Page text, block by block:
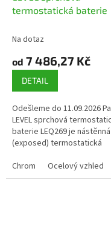
termostatická baterie
Na dotaz
od 7 486,27 Kč
DETAIL
Odešleme do 11.09.2026
LEVEL sprchová
baterie LEQ269 je nástěnná
(exposed) termostatická
přepínačem pro 2 výstupy
hlavová...
Chrom Ocelový vzhled